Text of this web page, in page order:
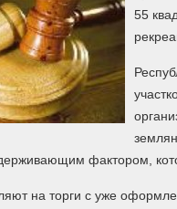
Уплотнитель для деревянных
Артикул:УК-10.4
55
фактором,
на торги с уже